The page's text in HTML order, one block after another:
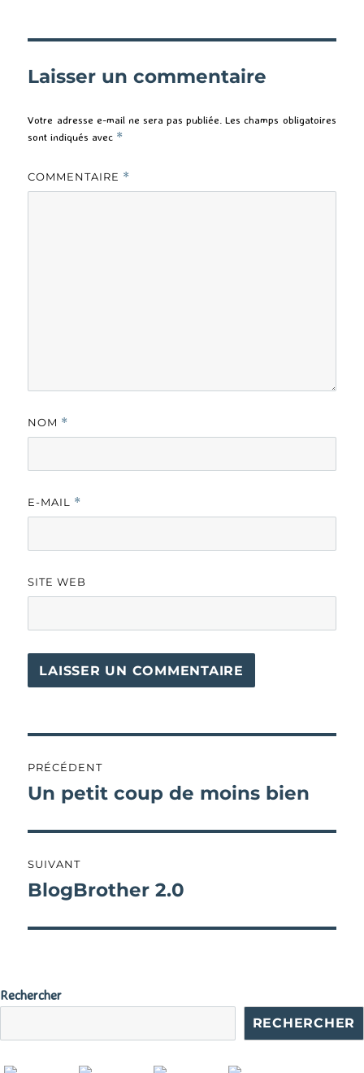
Laisser un commentaire
Votre adresse e-mail ne sera pas publiée. Les champs obligatoires
sont indiqués avec *
COMMENTAIRE *
NOM *
E-MAIL *
SITE WEB
de
PRÉCÉDENT
Publication
Un petit coup de moins bien
SUIVANT
Publication
BlogBrother 2.0
Rechercher
RECHERCHER